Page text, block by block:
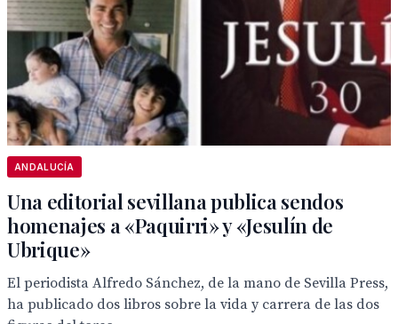
ANDALUCÍA
Una editorial sevillana publica sendos
homenajes a «Paquirri» y «Jesulín de
Ubrique»
El periodista Alfredo Sánchez, de la mano de Sevilla Press,
ha publicado dos libros sobre la vida y carrera de las dos